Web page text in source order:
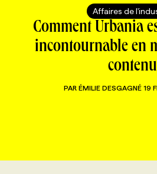
TOUTES LES
CAMPAGNES ET
CHRONIQUES
TOUTES LES
FORFAITS ABONNEMENT
VOIR TOUTES LES
INFOLETTRES
INFOLETTRE EN BREF
NOUVEAU!
Affaires de
Comment Urbania
incontournable en
contenu
PAR ÉMILIE DESGAGNÉ 19